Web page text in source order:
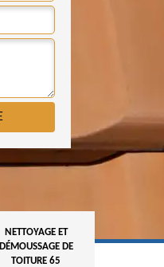
NETTOYAGE ET
DÉMOUSSAGE DE
TOITURE 65